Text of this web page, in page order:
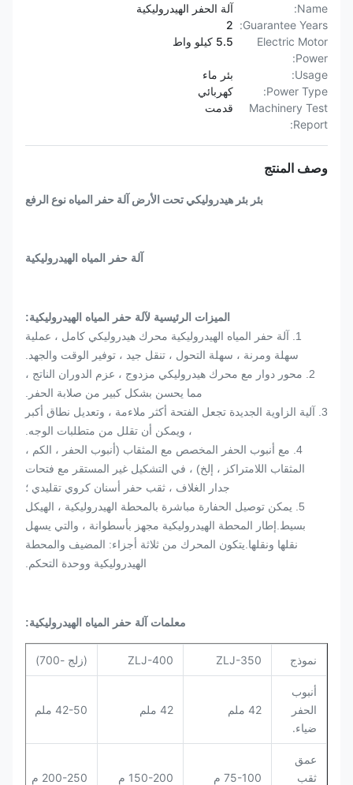
Name:
آلة الحفر الهيدروليكية
Guarantee Years:
2
Electric Motor
Power:
5.5 كيلو واط
Usage:
بئر ماء
Power Type:
كهربائي
Machinery Test
Report:
قدمت
وصف المنتج
بئر بئر هيدروليكي تحت الأرض آلة حفر المياه نوع الرفع
آلة حفر المياه الهيدروليكية
الميزات الرئيسية لآلة حفر المياه الهيدروليكية:
1. آلة حفر المياه الهيدروليكية محرك هيدروليكي كامل ، عملية
سهلة ومرنة ، سهلة التحول ، تنقل جيد ، توفير الوقت والجهد.
2. محور دوار مع محرك هيدروليكي مزدوج ، عزم الدوران الناتج ،
مما يحسن بشكل كبير من صلابة الحفر.
3. آلية الزاوية الجديدة تجعل الفتحة أكثر ملاءمة ، وتعديل نطاق أكبر
، ويمكن أن تقلل من متطلبات الوجه.
4. مع أنبوب الحفر المخصص مع المثقاب (أنبوب الحفر ، الكم ،
المثقاب اللامتراكز ، إلخ) ، في التشكيل غير المستقر مع فتحات
جدار الغلاف ، ثقب حفر أسنان كروي تقليدي ؛
5. يمكن توصيل الحفارة مباشرة بالمحطة الهيدروليكية ، الهيكل
بسيط.إطار المحطة الهيدروليكية مجهز بأسطوانة ، والتي يسهل
نقلها ونقلها.يتكون المحرك من ثلاثة أجزاء: المضيف والمحطة
الهيدروليكية ووحدة التحكم.
معلمات آلة حفر المياه الهيدروليكية:
نموذج ZLJ-350
ZLJ-400 (زلج -700)
42-50 ملم
75-100 م 150-200 م 200-250 م